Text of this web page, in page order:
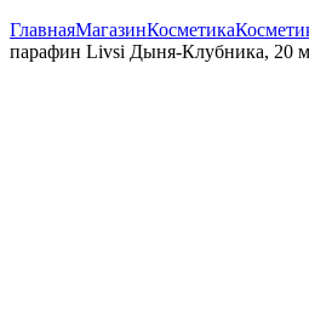
ГлавнаяМагазинКосметика
парафин Livsi Дыня-Клубника, 20